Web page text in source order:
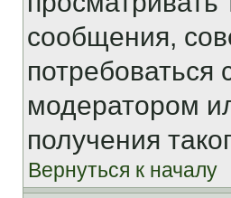
сообщения,
модератором
получения
Вернуться к началу